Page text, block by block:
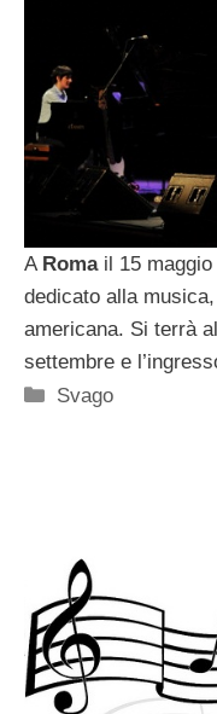
A Romail 15 maggio
dedicato alla
americana. Si terrà
settembre e
Categorie
Svago